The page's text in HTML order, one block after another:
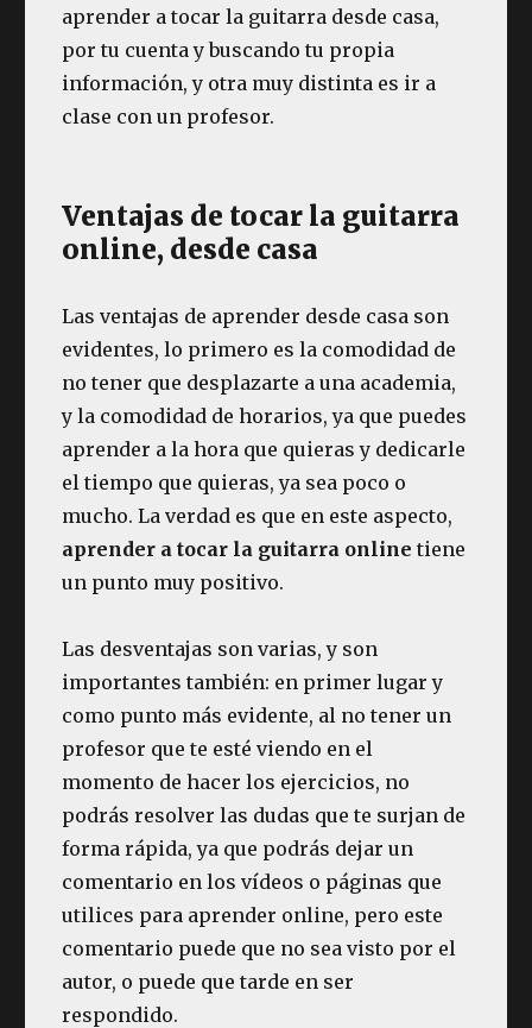
aprender a tocar la guitarra desde casa,
por tu cuenta y buscando tu propia
información, y otra muy distinta es ir a
clase con un profesor.
Ventajas de tocar la guitarra
online, desde casa
Las ventajas de aprender desde casa son
evidentes, lo primero es la comodidad de
no tener que desplazarte a una academia,
y la comodidad de horarios, ya que puedes
aprender a la hora que quieras y dedicarle
el tiempo que quieras, ya sea poco o
mucho. La verdad es que en este aspecto,
aprender a tocar la guitarra online tiene
un punto muy positivo.
Las desventajas son varias, y son
importantes también: en primer lugar y
como punto más evidente, al no tener un
profesor que te esté viendo en el
momento de hacer los ejercicios, no
podrás resolver las dudas que te surjan de
forma rápida, ya que podrás dejar un
comentario en los vídeos o páginas que
utilices para aprender online, pero este
comentario puede que no sea visto por el
autor, o puede que tarde en ser
respondido.